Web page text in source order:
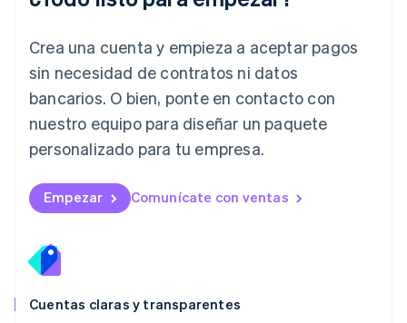
Crea una cuenta y empieza a aceptar pagos
sin necesidad de contratos ni datos
bancarios. O bien, ponte en contacto con
nuestro equipo para diseñar un paquete
personalizado para tu empresa.
Empezar Comunícate con ventas
Cuentas claras y transparentes
English
Deutsch English
Lituania
English
Luxemburgo
FrançaisDeutsch English
English 简体中文
English
México
Noruega
English
English